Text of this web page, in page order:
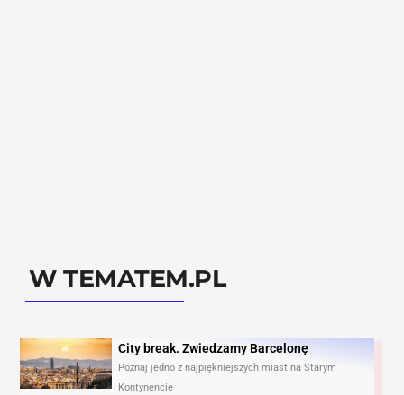
W TEMATEM.PL
City break. Zwiedzamy Barcelonę​
Poznaj jedno z najpiękniejszych miast na Starym
Kontynencie